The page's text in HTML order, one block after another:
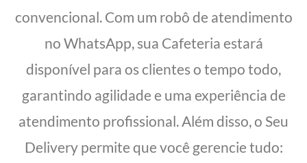
convencional. Com um robô de atendimento
no WhatsApp, sua Cafeteria estará
disponível para os clientes o tempo todo,
garantindo agilidade e uma experiência de
atendimento profissional. Além disso, o Seu
Delivery permite que você gerencie tudo: